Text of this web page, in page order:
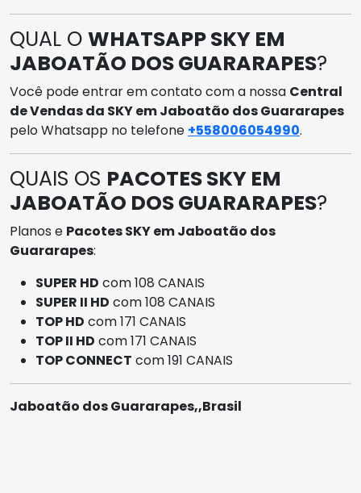
QUAL O WHATSAPP SKY EM
JABOATÃO DOS GUARARAPES?
Você pode entrar em contato com a nossa Central
de Vendas da SKY em Jaboatão dos Guararapes
pelo Whatsapp no telefone +558006054990.
QUAIS OS PACOTES SKY EM
JABOATÃO DOS GUARARAPES?
Planos e Pacotes SKY em Jaboatão dos
Guararapes:
SUPER HD com 108 CANAIS
SUPER II HD com 108 CANAIS
TOP HD com 171 CANAIS
TOP II HD com 171 CANAIS
TOP CONNECT com 191 CANAIS
Jaboatão dos Guararapes,,Brasil